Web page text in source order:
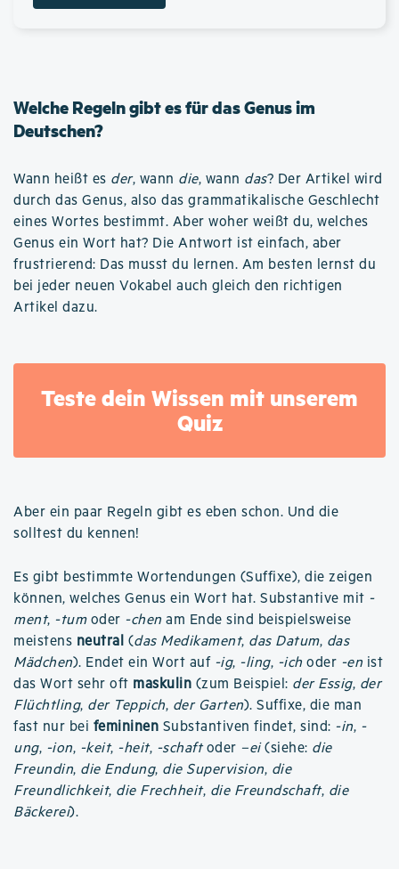
Welche Regeln gibt es für das Genus im
Deutschen?
Wann heißt es der, wann die, wann das? Der Artikel wird
durch das Genus, also das grammatikalische Geschlecht
eines Wortes bestimmt. Aber woher weißt du, welches
Genus ein Wort hat? Die Antwort ist einfach, aber
frustrierend: Das musst du lernen. Am besten lernst du
bei jeder neuen Vokabel auch gleich den richtigen
Artikel dazu.
Teste dein Wissen mit unserem
Quiz
Aber ein paar Regeln gibt es eben schon. Und die
solltest du kennen!
Es gibt bestimmte Wortendungen (Suffixe), die zeigen
können, welches Genus ein Wort hat. Substantive mit -
ment, -tumoder -chen am Ende sind beispielsweise
meistens neutral (das Medikament, das Datum, das
Mädchen). Endet ein Wort auf -ig, -ling, -ich oder -en ist
das Wort sehr oft maskulin (zum Beispiel: der Essig, der
Flüchtling, der Teppich, der Garten). Suffixe, die man
fast nur bei femininen Substantiven findet, sind: -in, -
ung, -ion, -keit, -heit, -schaftoder –ei(siehe: die
Freundin, die Endung, die Supervision, die
Freundlichkeit, die Frechheit, die Freundschaft, die
Bäckerei).